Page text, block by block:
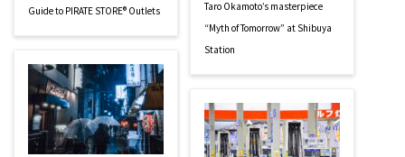
Guide to PIRATE STORE® Outlets
Taro Okamoto’s masterpiece
“Myth of Tomorrow” at Shibuya
Station